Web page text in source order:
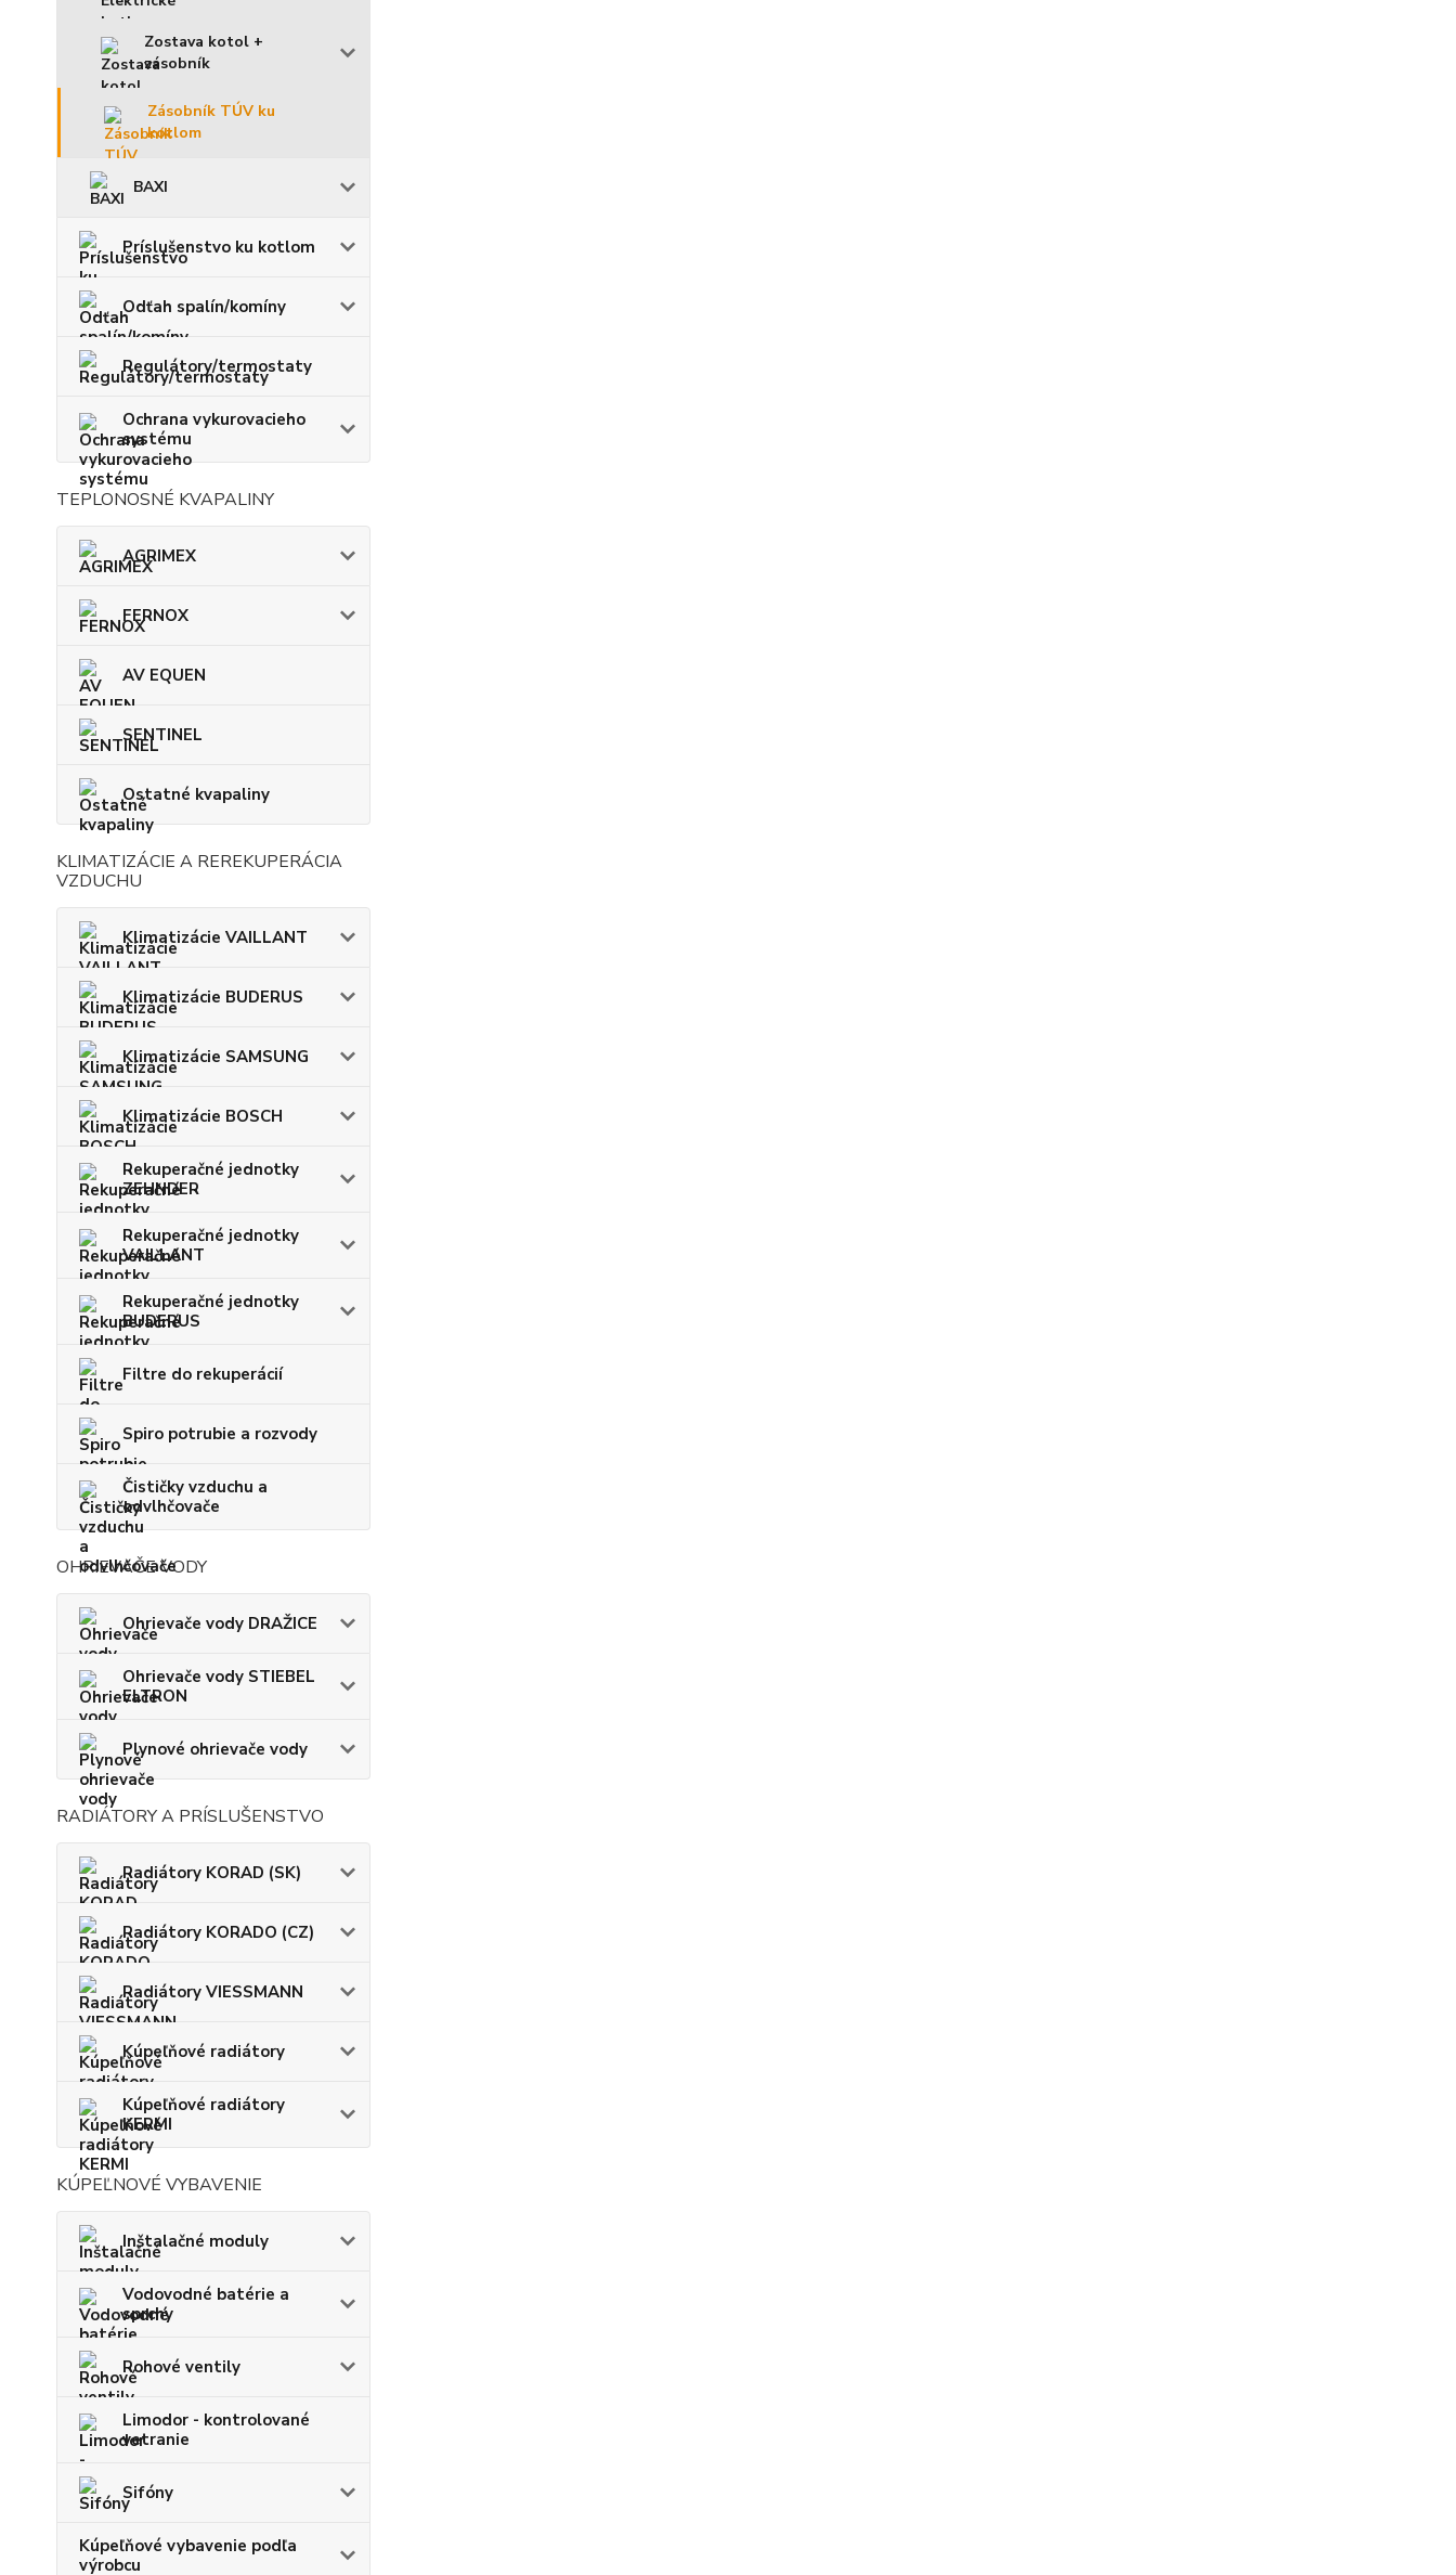
Zostava kotol +
zásobník
Zásobník TÚV ku
kotlom
BAXI
Príslušenstvo ku kotlom
Odťah spalín/komíny
Regulátory/termostaty
Ochrana vykurovacieho
systému
TEPLONOSNÉ KVAPALINY
AGRIMEX
FERNOX
AV EQUEN
SENTINEL
Ostatné kvapaliny
KLIMATIZÁCIE A REREKUPERÁCIA
VZDUCHU
Klimatizácie VAILLANT
Klimatizácie BUDERUS
Klimatizácie SAMSUNG
Klimatizácie BOSCH
Rekuperačné jednotky
ZEHNDER
Rekuperačné jednotky
VAILLANT
Rekuperačné jednotky
BUDERUS
Filtre do rekuperácií
Spiro potrubie a rozvody
Čističky vzduchu a
odvlhčovače
OHRIEVAČE VODY
Ohrievače vody DRAŽICE
Ohrievače vody STIEBEL
ELTRON
Plynové ohrievače vody
RADIÁTORY A PRÍSLUŠENSTVO
Radiátory KORAD (SK)
Radiátory KORADO (CZ)
Radiátory VIESSMANN
Kúpeľňové radiátory
Kúpeľňové radiátory
KERMI
KÚPEĽNOVÉ VYBAVENIE
Inštalačné moduly
Vodovodné batérie a
sprchy
Rohové ventily
Limodor - kontrolované
vetranie
Sifóny
Kúpeľňové vybavenie podľa
výrobcu